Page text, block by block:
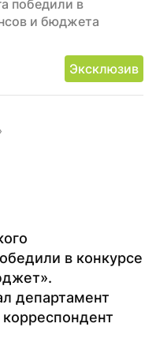
победили в
и бюджета
Эксклюзив
в конкурсе
департамент